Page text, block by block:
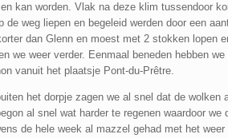
kan worden. Vlak na deze klim tussendoor
de weg liepen en begeleid werden door een
dan Glenn en moest met 2 stokken lopen
we weer verder. Eenmaal beneden hebben
vanuit het plaatsje Pont-du-Prêtre.
het dorpje zagen we al snel dat de
al snel wat harder te regenen waardoor
de hele week al mazzel gehad met het